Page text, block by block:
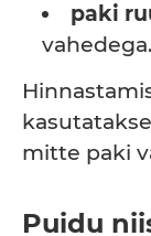
paki
vahedega.
mitte paki
Puidu